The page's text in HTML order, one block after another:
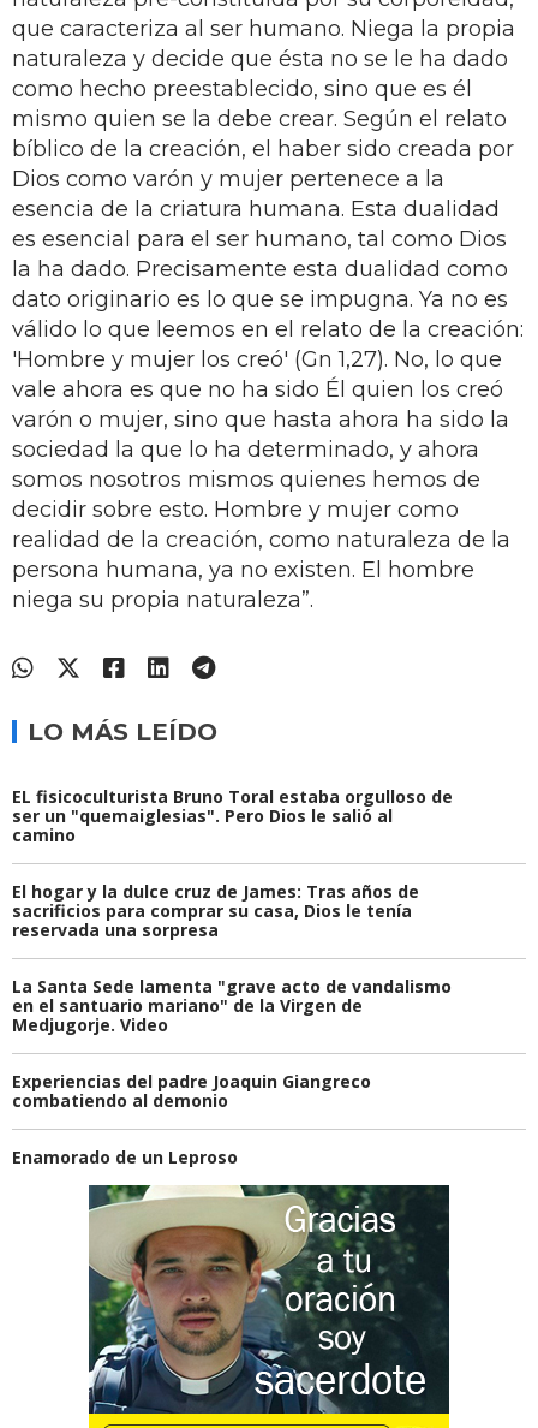
que caracteriza al ser humano. Niega la propia
naturaleza y decide que ésta no se le ha dado
como hecho preestablecido, sino que es él
mismo quien se la debe crear. Según el relato
bíblico de la creación, el haber sido creada por
Dios como varón y mujer pertenece a la
esencia de la criatura humana. Esta dualidad
es esencial para el ser humano, tal como Dios
la ha dado. Precisamente esta dualidad como
dato originario es lo que se impugna. Ya no es
válido lo que leemos en el relato de la creación:
'Hombre y mujer los creó' (Gn 1,27). No, lo que
vale ahora es que no ha sido Él quien los creó
varón o mujer, sino que hasta ahora ha sido la
sociedad la que lo ha determinado, y ahora
somos nosotros mismos quienes hemos de
decidir sobre esto. Hombre y mujer como
realidad de la creación, como naturaleza de la
persona humana, ya no existen. El hombre
niega su propia naturaleza”.
LO MÁS LEÍDO
EL fisicoculturista Bruno Toral estaba orgulloso de
ser un "quemaiglesias". Pero Dios le salió al
camino
El hogar y la dulce cruz de James: Tras años de
sacrificios para comprar su casa, Dios le tenía
reservada una sorpresa
La Santa Sede lamenta "grave acto de vandalismo
en el santuario mariano" de la Virgen de
Medjugorje. Video
Experiencias del padre Joaquin Giangreco
combatiendo al demonio
Enamorado de un Leproso